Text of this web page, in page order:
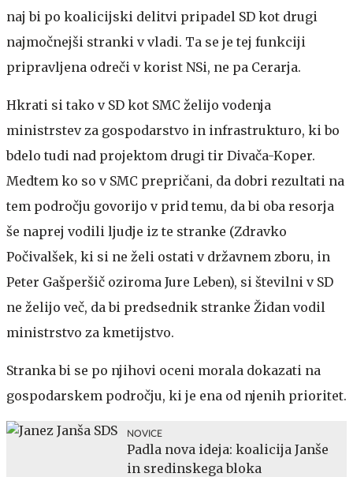
naj bi po koalicijski delitvi pripadel SD kot drugi
najmočnejši stranki v vladi. Ta se je tej funkciji
pripravljena odreči v korist NSi, ne pa Cerarja.
Hkrati si tako v SD kot SMC želijo vodenja
ministrstev za gospodarstvo in infrastrukturo, ki bo
bdelo tudi nad projektom drugi tir Divača-Koper.
Medtem ko so v SMC prepričani, da dobri rezultati na
tem področju govorijo v prid temu, da bi oba resorja
še naprej vodili ljudje iz te stranke (Zdravko
Počivalšek, ki si ne želi ostati v državnem zboru, in
Peter Gašperšič oziroma Jure Leben), si številni v SD
ne želijo več, da bi predsednik stranke Židan vodil
ministrstvo za kmetijstvo.
Stranka bi se po njihovi oceni morala dokazati na
gospodarskem področju, ki je ena od njenih prioritet.
NOVICE
Padla nova ideja: koalicija Janše
in sredinskega bloka